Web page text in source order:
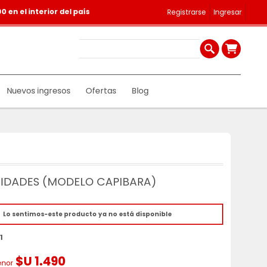
Registrarse Ingresar
en el interior del país
Nuevos ingresos Ofertas Blog
(MODELO CAPIBARA)
Lo sentimos-este producto ya no está disponible
$U 1.490